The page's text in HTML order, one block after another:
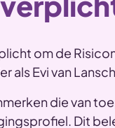
om de
als Evi van
die van
Dit